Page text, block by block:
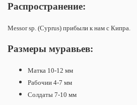
Распространение:
Messor sp. (Cyprus) прибыли к нам с Кипра.
Размеры муравьев:
Матка 10-12 мм
Рабочии 4-7 мм
Солдаты 7-10 мм